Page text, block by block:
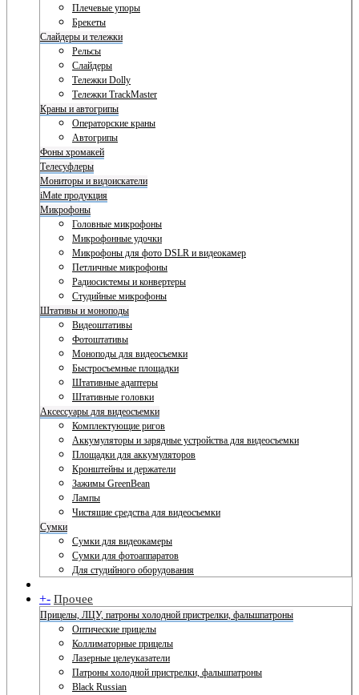
Плечевые упоры
Брекеты
Слайдеры и тележки
Рельсы
Слайдеры
Тележки Dolly
Тележки TrackMaster
Краны и автогрипы
Операторские краны
Автогрипы
Фоны хромакей
Телесуфлеры
Мониторы и видоискатели
iMate продукция
Микрофоны
Головные микрофоны
Микрофонные удочки
Микрофоны для фото DSLR и видеокамер
Петличные микрофоны
Радиосистемы и конвертеры
Студийные микрофоны
Штативы и моноподы
Видеоштативы
Фотоштативы
Моноподы для видеосъемки
Быстросъемные площадки
Штативные адаптеры
Штативные головки
Аксессуары для видеосъемки
Комплектующие ригов
Аккумуляторы и зарядные устройства для видеосъемки
Площадки для аккумуляторов
Кронштейны и держатели
Зажимы GreenBean
Лампы
Чистящие средства для видеосъемки
Сумки
Сумки для видеокамеры
Сумки для фотоаппаратов
Для студийного оборудования
+- Прочее
Прицелы, ЛЦУ, патроны холодной пристрелки, фальшпатроны
Оптические прицелы
Коллиматорные прицелы
Лазерные целеуказатели
Патроны холодной пристрелки, фальшпатроны
Black Russian